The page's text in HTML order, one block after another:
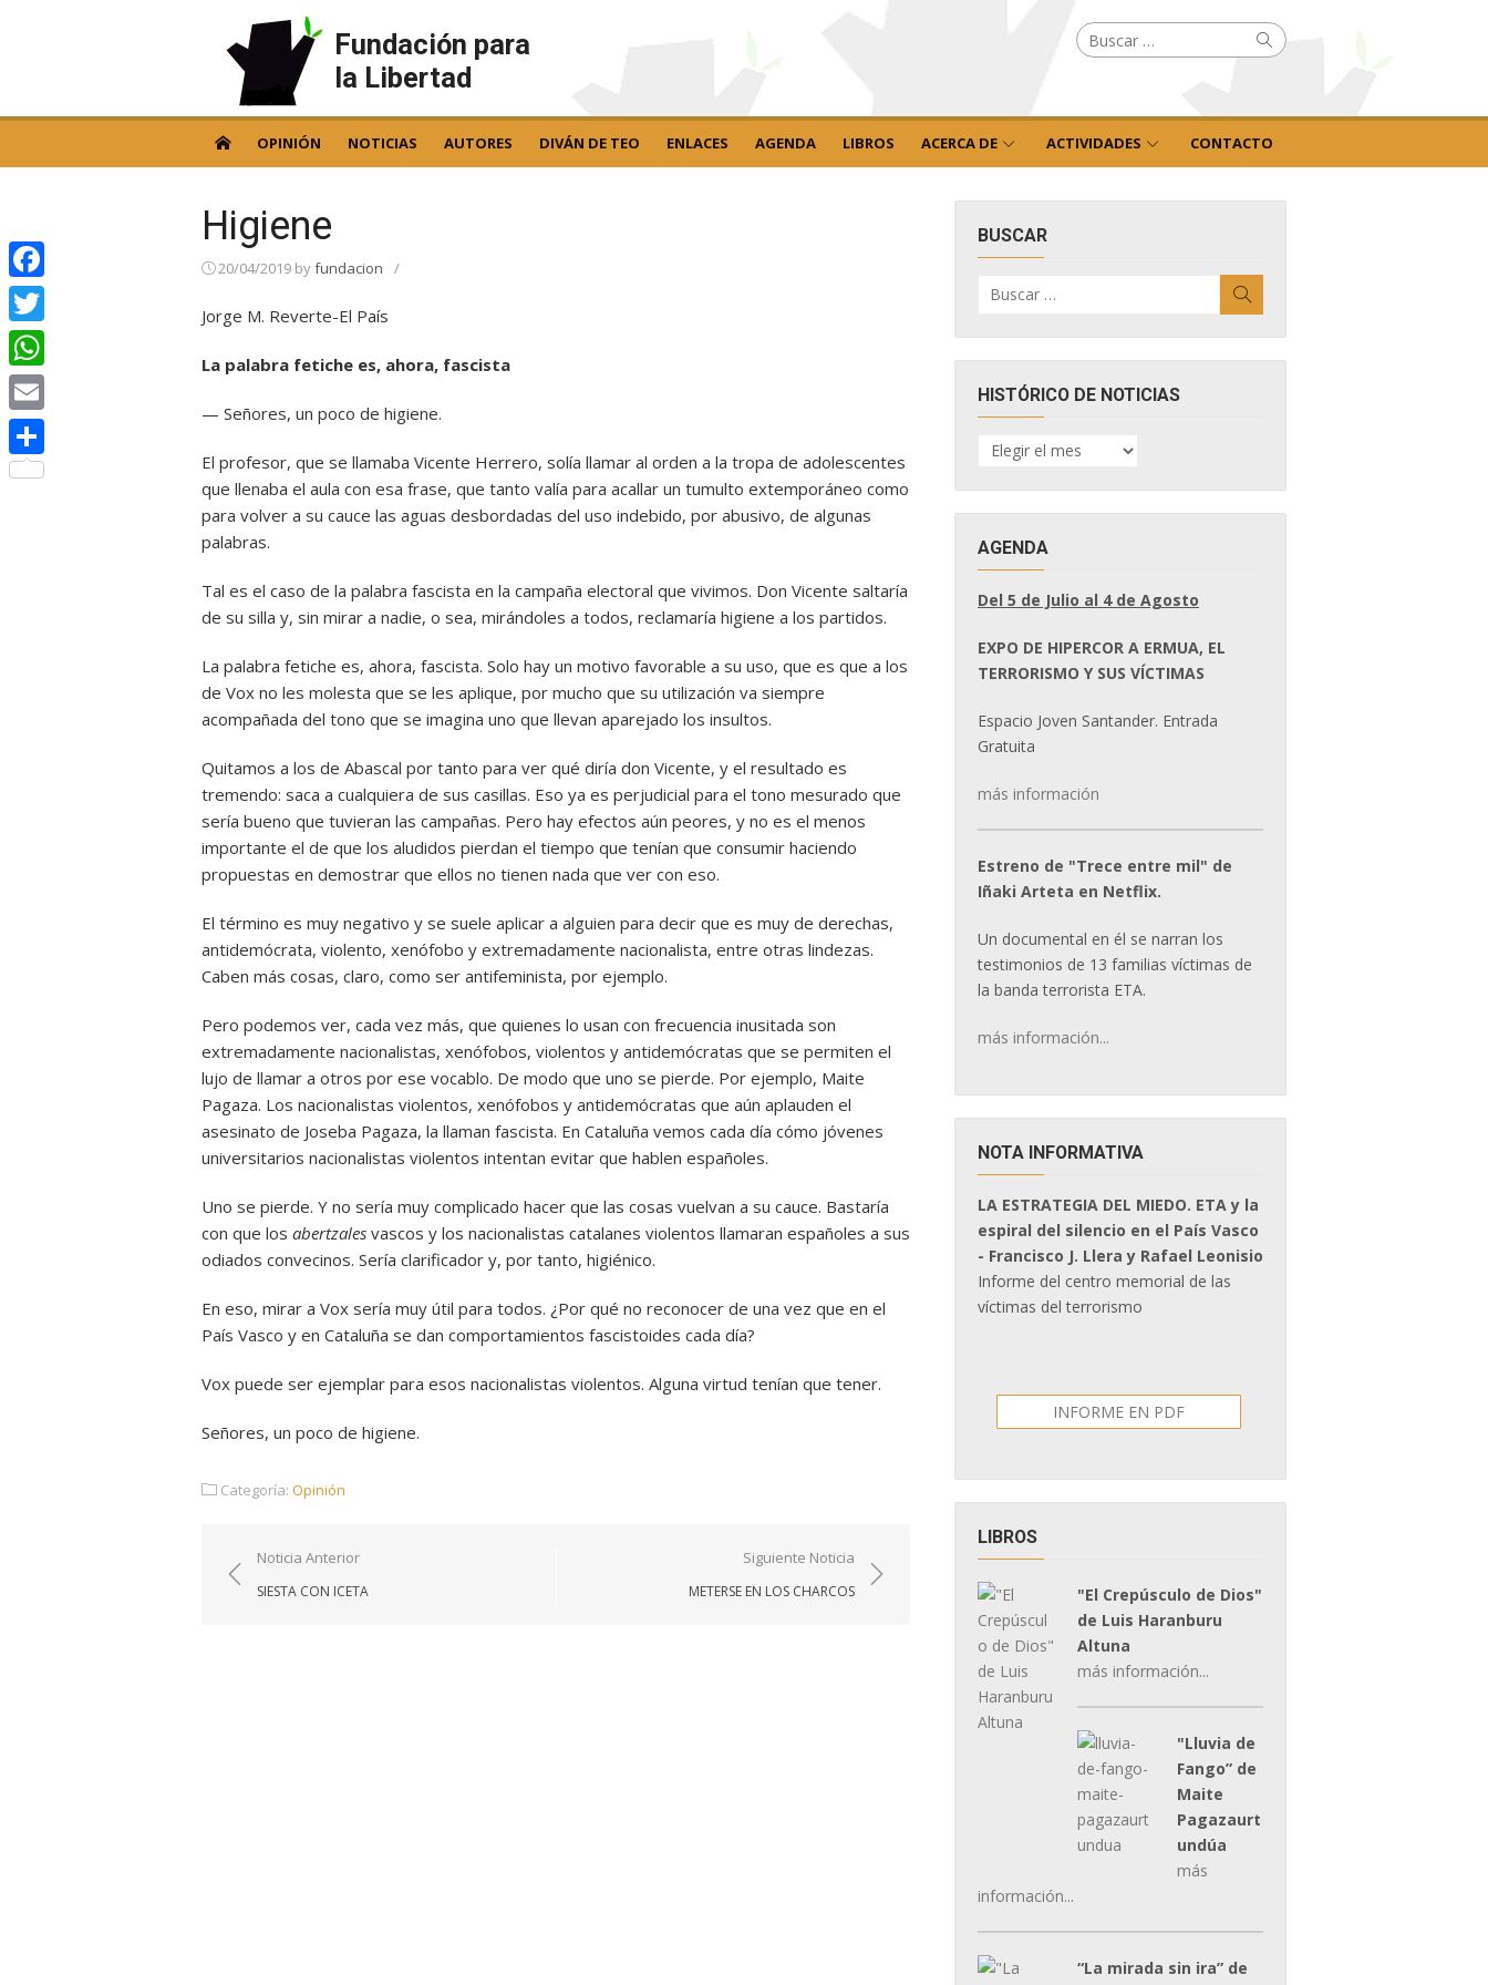
Fundación para
la Libertad
Buscar
por: Buscar
OPINIÓN NOTICIAS AUTORES DIVÁN DE TEO ENLACES AGENDA LIBROS ACERCA DE ACTIVIDADES CONTACTO
Higiene
20/04/2019 byfundacion /
Jorge M. Reverte-El País
La palabra fetiche es, ahora, fascista
— Señores, un poco de higiene.
El profesor, que se llamaba Vicente Herrero, solía llamar al orden a la tropa de adolescentes
que llenaba el aula con esa frase, que tanto valía para acallar un tumulto extemporáneo como
para volver a su cauce las aguas desbordadas del uso indebido, por abusivo, de algunas
palabras.
Tal es el caso de la palabra fascista en la campaña electoral que vivimos. Don Vicente saltaría
de su silla y, sin mirar a nadie, o sea, mirándoles a todos, reclamaría higiene a los partidos.
La palabra fetiche es, ahora, fascista. Solo hay un motivo favorable a su uso, que es que a los
de Vox no les molesta que se les aplique, por mucho que su utilización va siempre
acompañada del tono que se imagina uno que llevan aparejado los insultos.
Quitamos a los de Abascal por tanto para ver qué diría don Vicente, y el resultado es
tremendo: saca a cualquiera de sus casillas. Eso ya es perjudicial para el tono mesurado que
sería bueno que tuvieran las campañas. Pero hay efectos aún peores, y no es el menos
importante el de que los aludidos pierdan el tiempo que tenían que consumir haciendo
propuestas en demostrar que ellos no tienen nada que ver con eso.
El término es muy negativo y se suele aplicar a alguien para decir que es muy de derechas,
antidemócrata, violento, xenófobo y extremadamente nacionalista, entre otras lindezas.
Caben más cosas, claro, como ser antifeminista, por ejemplo.
Pero podemos ver, cada vez más, que quienes lo usan con frecuencia inusitada son
extremadamente nacionalistas, xenófobos, violentos y antidemócratas que se permiten el
lujo de llamar a otros por ese vocablo. De modo que uno se pierde. Por ejemplo, Maite
Pagaza. Los nacionalistas violentos, xenófobos y antidemócratas que aún aplauden el
asesinato de Joseba Pagaza, la llaman fascista. En Cataluña vemos cada día cómo jóvenes
universitarios nacionalistas violentos intentan evitar que hablen españoles.
Uno se pierde. Y no sería muy complicado hacer que las cosas vuelvan a su cauce. Bastaría
con que los abertzales vascos y los nacionalistas catalanes violentos llamaran españoles a sus
odiados convecinos. Sería clarificador y, por tanto, higiénico.
En eso, mirar a Vox sería muy útil para todos. ¿Por qué no reconocer de una vez que en el
País Vasco y en Cataluña se dan comportamientos fascistoides cada día?
Vox puede ser ejemplar para esos nacionalistas violentos. Alguna virtud tenían que tener.
Señores, un poco de higiene.
Categoría: Opinión
Navegación
de
Noticia Anterior
SIESTA CON ICETA
Siguiente Noticia
METERSE EN LOS CHARCOS
BUSCAR
por:
HISTÓRICO DE NOTICIAS
HISTÓRICO
DE
AGENDA
Del 5 de Julio al 4 de Agosto
EXPO DE HIPERCOR A ERMUA, EL
TERRORISMO Y SUS VÍCTIMAS
Espacio Joven Santander. Entrada
Gratuita
más información
Estreno de "Trece entre mil" de
Iñaki Arteta en Netflix.
Un documental en él se narran los
testimonios de 13 familias víctimas de
la banda terrorista ETA.
más información...
NOTA INFORMATIVA
LA ESTRATEGIA DEL MIEDO. ETA y la
espiral del silencio en el País Vasco
- Francisco J. Llera y Rafael Leonisio
Informe del centro memorial de las
víctimas del terrorismo
INFORME EN PDF
LIBROS
"El Crepúsculo de Dios"
de Luis Haranburu
Altuna
más información...
"Lluvia de
Fango” de
Maite
Pagazaurt
undúa
más
información...
“La mirada sin ira” de
Facebook
Twitter
WhatsApp
Email
Compartir